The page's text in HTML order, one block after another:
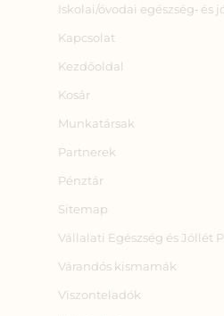
Iskolai/óvodai egészség‑ és
Kapcsolat
Kezdőoldal
Kosár
Munkatársak
Partnerek
Pénztár
Sitemap
Vállalati Egészség és Jóllét
Várandós kismamák
Viszonteladók